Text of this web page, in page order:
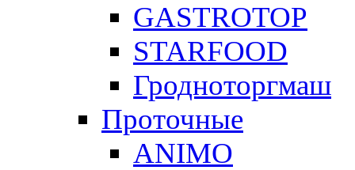
GASTROTOP
STARFOOD
Гродноторгмаш
Проточные
ANIMO